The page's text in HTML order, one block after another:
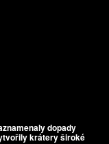
dopady
krátery široké